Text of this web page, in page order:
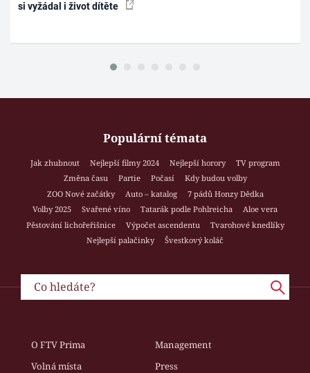
si vyžádal i život dítěte
Populární témata
Jak zhubnout Nejlepší filmy 2024 Nejlepší horory
TV program
Změna času
Partie Počasí
Kdy budou volby
ZOO Nové začátky
Auto – katalog
7 pádů Honzy Dědka
Volby 2025
Svařené víno Tatarák podle Pohlreicha
Aloe vera
Pěstování lichořeřišnice
Výpočet ascendentu
Tvarohové knedlíky
Nejlepší palačinky
Švestkový koláč
O FTV Prima
Management
Volná místa
Press